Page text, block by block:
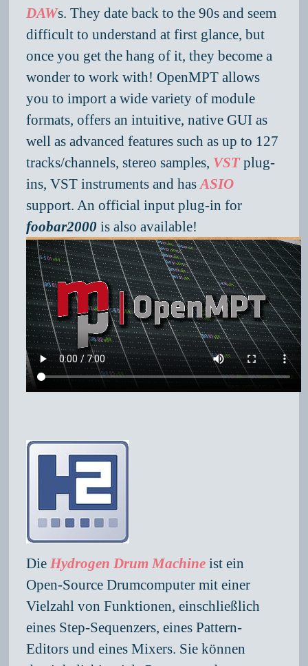
DAWs. They date back to the 90s and seem
difficult to understand at first glance, but
once you get the hang of it, they become a
wonder to work with! OpenMPT allows
you to import a wide variety of module
formats, offers an intuitive, native GUI as
well as advanced features such as up to 127
tracks/channels, stereo samples, VSTplug-
ins, VST instruments and hasASIO
support. An official input plug-in for
foobar2000 is also available!
Die Hydrogen Drum Machine ist ein
Open-Source Drumcomputer mit einer
Vielzahl von Funktionen, einschließlich
eines Step-Sequenzers, eines Pattern-
Editors und eines Mixers. Sie können